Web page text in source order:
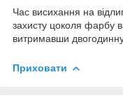
Час висихання на
захисту цоколя фарбу
витримавши
Приховати